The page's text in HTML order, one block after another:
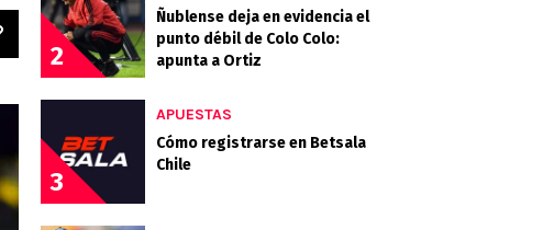
2
Ñublense deja en evidencia el
punto débil de Colo Colo:
apunta a Ortiz
3
APUESTAS
Cómo registrarse en Betsala
Chile